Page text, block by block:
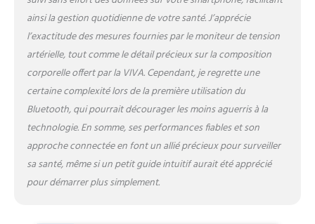
ainsi la gestion quotidienne de votre santé. J’apprécie
l’exactitude des mesures fournies par le moniteur de tension
artérielle, tout comme le détail précieux sur la composition
corporelle offert par la VIVA. Cependant, je regrette une
certaine complexité lors de la première utilisation du
Bluetooth, qui pourrait décourager les moins aguerris à la
technologie. En somme, ses performances fiables et son
approche connectée en font un allié précieux pour surveiller
sa santé, même si un petit guide intuitif aurait été apprécié
pour démarrer plus simplement.